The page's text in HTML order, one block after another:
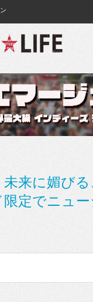
来に媚びる
限定でニュ